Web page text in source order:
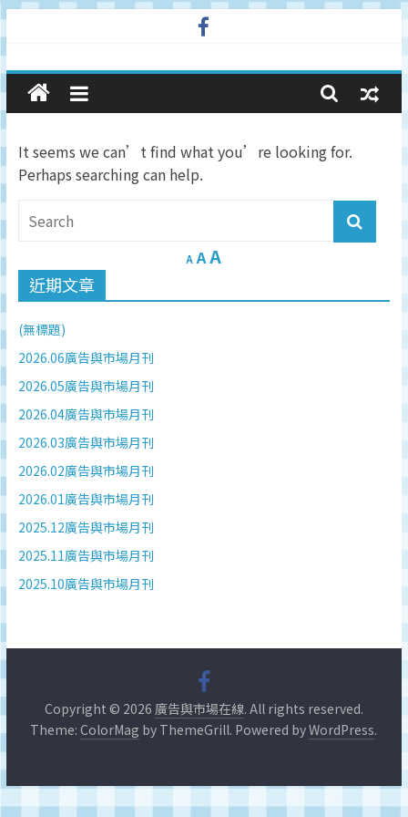
Skip
to
content
廣
告
與
市
場
在
線
深
度
究
品
牌、
銷
的
刊
媒
體
It seems we can’t find what you’re looking for.
Perhaps searching can help.
A AA
近期文章
(無標題)
2026.06廣告與市場月刊
2026.05廣告與市場月刊
2026.04廣告與市場月刊
2026.03廣告與市場月刊
2026.02廣告與市場月刊
2026.01廣告與市場月刊
2025.12廣告與市場月刊
2025.11廣告與市場月刊
2025.10廣告與市場月刊
Copyright © 2026 廣告與市場在線. All rights reserved.
Theme:ColorMag by ThemeGrill. Powered byWordPress.